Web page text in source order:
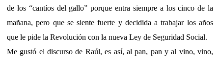
de los “cantíos del gallo” porque entra siempre a los cinco de la
mañana, pero que se siente fuerte y decidida a trabajar los años
que le pide la Revolución con la nueva Ley de Seguridad Social.
Me gustó el discurso de Raúl, es así, al pan, pan y al vino, vino,